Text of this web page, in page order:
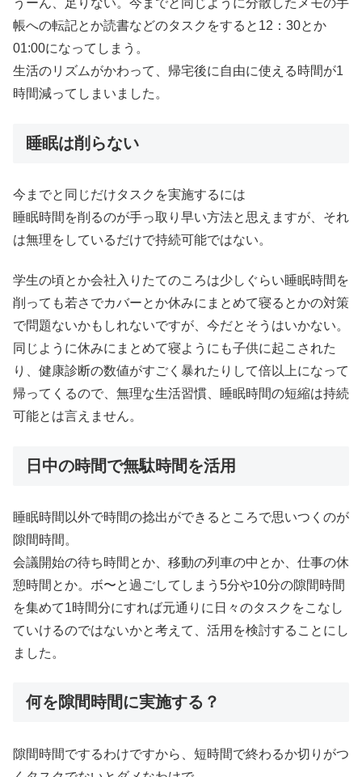
うーん、足りない。今までと同じように分散したメモの手
帳への転記とか読書などのタスクをすると12：30とか
01:00になってしまう。
生活のリズムがかわって、帰宅後に自由に使える時間が1
時間減ってしまいました。
睡眠は削らない
今までと同じだけタスクを実施するには
睡眠時間を削るのが手っ取り早い方法と思えますが、それ
は無理をしているだけで持続可能ではない。
学生の頃とか会社入りたてのころは少しぐらい睡眠時間を
削っても若さでカバーとか休みにまとめて寝るとかの対策
で問題ないかもしれないですが、今だとそうはいかない。
同じように休みにまとめて寝ようにも子供に起こされた
り、健康診断の数値がすごく暴れたりして倍以上になって
帰ってくるので、無理な生活習慣、睡眠時間の短縮は持続
可能とは言えません。
日中の時間で無駄時間を活用
睡眠時間以外で時間の捻出ができるところで思いつくのが
隙間時間。
会議開始の待ち時間とか、移動の列車の中とか、仕事の休
憩時間とか。ボ〜と過ごしてしまう5分や10分の隙間時間
を集めて1時間分にすれば元通りに日々のタスクをこなし
ていけるのではないかと考えて、活用を検討することにし
ました。
何を隙間時間に実施する？
隙間時間でするわけですから、短時間で終わるか切りがつ